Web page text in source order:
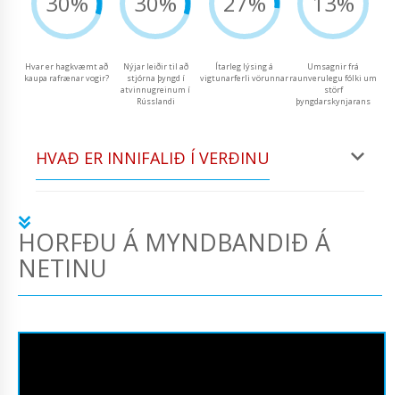
Hvar er hagkvæmt að
kaupa rafrænar vogir?
Nýjar leiðir til að
stjórna þyngd í
atvinnugreinum í
Rússlandi
Ítarleg lýsing á
vigtunarferli vörunnar
Umsagnir frá
raunverulegu fólki um
störf
þyngdarskynjarans
HVAÐ ER INNIFALIÐ Í VERÐINU
HORFÐU Á MYNDBANDIÐ Á
NETINU